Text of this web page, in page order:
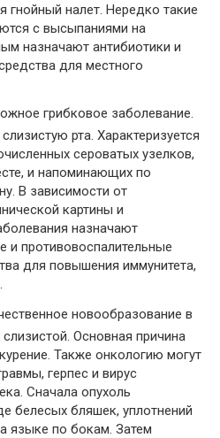
гнойный налет. Нередко такие
с высыпаниями на
назначают антибиотики и
для местного
грибковое заболевание.
рта. Характеризуется
сероватых узелков,
и напоминающих по
В зависимости от
картины и
назначают
и противовоспалительные
для повышения иммунитета,
новообразование в
слизистой. Основная причина
Также онкологию могут
герпес и вирус
Сначала опухоль
белесых бляшек, уплотнений
языке по бокам. Затем